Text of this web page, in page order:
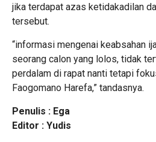
jika terdapat azas ketidakadilan
tersebut.
“informasi mengenai keabsahan
seorang calon yang lolos, tidak
perdalam di rapat nanti tetapi
Faogomano Harefa,” tandasnya.
Penulis : Ega
Editor : Yudis